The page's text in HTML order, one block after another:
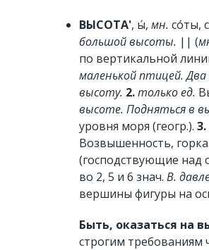
ВЫСОТА', ы́, мн. со́ты,
большой высоты. || (
по вертикальной
маленькой птицей.
высоту. 2.только ед.
высоте. Подняться в
уровня моря (геогр.). 3.
Возвышенность, горка.
(господствующие над
во 2, 5 и 6 знач. В.
вершины фигуры на
Быть, оказаться на
строгим требованиям